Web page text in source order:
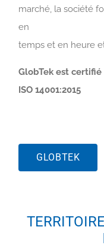
marché, la société
en
temps et en heure
GlobTek est certifié
ISO 14001:2015
GLOBTEK